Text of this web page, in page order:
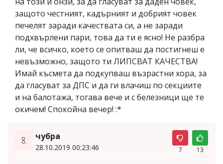
защото честният, кадърният и добрият човек
печелят заради качествата си, а не заради
подхвърлени пари, това да ти е ясно! Не разбра
ли, че всичко, което се опитваш да постигнеш е
невъзможно, защото ти ЛИПСВАТ КАЧЕСТВА!
Имай късмета да подкупваш възрастни хора, за
да гласуват за ДПС и да ги влачиш по секциите
и на балотажа, тогава вече и с белезници ще те
окичем! Спокойна вечер! :*
8. чубра
28.10.2019 00:23:46 7 13